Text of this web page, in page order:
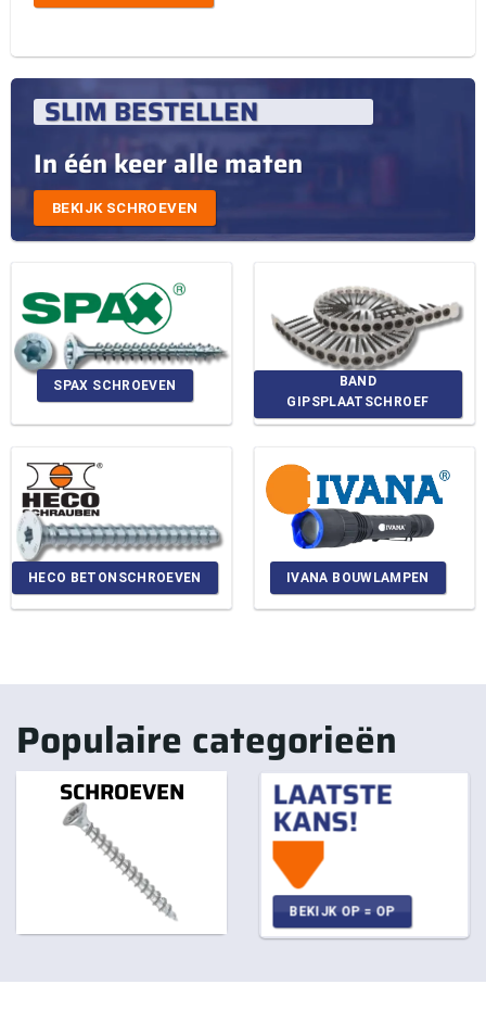
SLIM BESTELLEN
In één keer alle maten
BEKIJK SCHROEVEN
SPAX SCHROEVEN
BAND
GIPSPLAATSCHROEF
HECO BETONSCHROEVEN IVANA BOUWLAMPEN
Populaire categorieën
SCHROEVEN LAATSTE
KANS!
BEKIJK OP = OP